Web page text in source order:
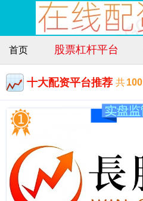
首页 股票杠杆平台
十大配资平台推荐 共100